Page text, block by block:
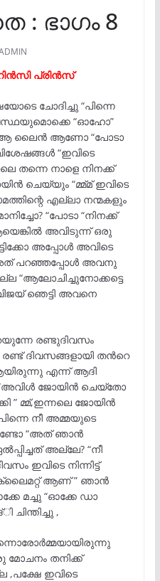
: ഭാഗം 8
പ്രിൻസ്
ചോദിച്ചു “പിന്നെ
“ഓഹോ”
ആ ലൈൻ ആണോ “പോടാ
“ഇവിടെ
തന്നെ നാളെ നിനക്ക്
ചെയ്യും “മ്മ്മ് ഇവിടെ
എല്ലാ നന്മകളും
“പോടാ “നിനക്ക്
അവിടുന്ന് ഒരു
അപ്പോൾ അവിടെ
പറഞ്ഞപ്പോൾ അവനു
“ആലോചിച്ചുനോക്കട്ടെ
ഞെട്ടി അവനെ
രണ്ടുദിവസം
ദിവസങ്ങളായി തൻറെ
എന്ന് ആദി
ജോയിൻ ചെയ്തോ
” മ്മ്,ഇന്നലെ ജോയിൻ
നീ അമ്മയുടെ
“അത് ഞാൻ
അല്ലേ? “നീ
ഇവിടെ നിന്നിട്ട്
ആണ് ” ഞാൻ
മച്ചു “ഓക്കേ ഡാ
,
മോചനം തനിക്ക്
,പക്ഷേ ഇവിടെ